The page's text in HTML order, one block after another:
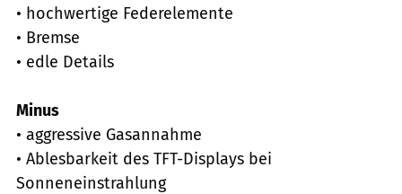
• hochwertige Federelemente
• Bremse
• edle Details
Minus
• aggressive Gasannahme
• Ablesbarkeit des TFT-Displays bei
Sonneneinstrahlung